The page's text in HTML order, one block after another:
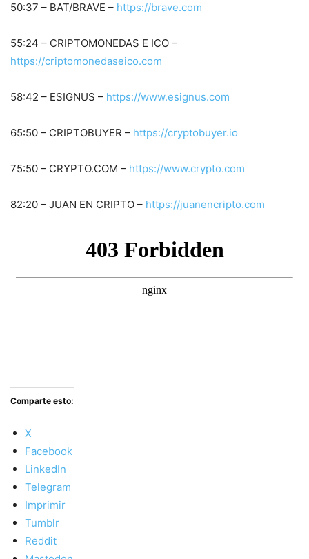
50:37 – BAT/BRAVE – https://brave.com
55:24 – CRIPTOMONEDAS E ICO –
https://criptomonedaseico.com
58:42 – ESIGNUS – https://www.esignus.com
65:50 – CRIPTOBUYER – https://cryptobuyer.io
75:50 – CRYPTO.COM – https://www.crypto.com
82:20 – JUAN EN CRIPTO – https://juanencripto.com
Comparte esto:
X
Facebook
LinkedIn
Telegram
Imprimir
Tumblr
Reddit